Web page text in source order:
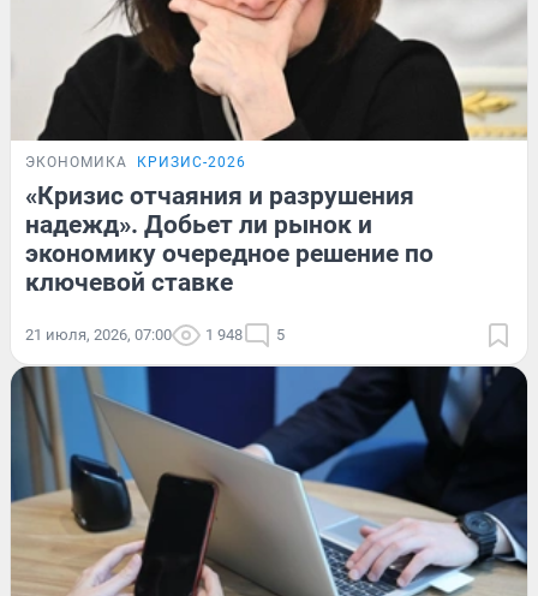
ЭКОНОМИКА КРИЗИС-2026
«Кризис отчаяния и разрушения
надежд». Добьет ли рынок и
экономику очередное решение по
ключевой ставке
21 июля, 2026, 07:00 1 948 5